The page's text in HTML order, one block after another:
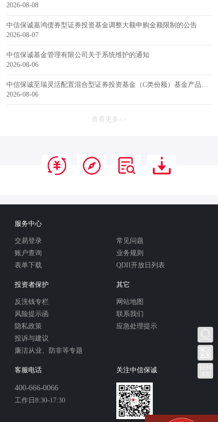
2026-08-08
中信保诚嘉鸿债券型证券投资基金调整大额申购金额限制的公告
2026-08-07
中信保诚基金管理有限公司关于系统维护的通知
2026-08-06
中信保诚至瑞灵活配置混合型证券投资基金（C类份额）基金产品资料概要更新
2026-08-06
查看更多>>
回到
顶部
服务中心
交易登录
账户查询
表单下载
常见问题
业务规则
QDII开放日列表
投资者保护
反洗钱专栏
风险提示函
隐私政策
投诉与建议
廉洁从业、防非等专题
其它
网站地图
联系我们
应急处理提示
客服电话
400-666-0066
工作日8:30-17:30
关注中信保诚